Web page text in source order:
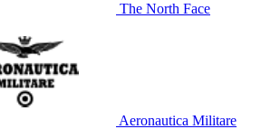
The North Face
Aeronautica Militare